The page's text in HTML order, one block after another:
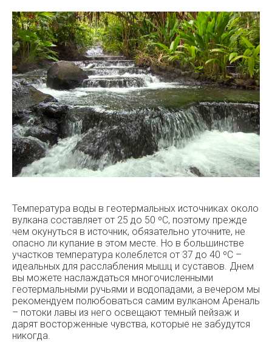
Температура воды в геотермальных источниках около
вулкана составляет от 25 до 50 ºC, поэтому прежде
чем окунуться в источник, обязательно уточните, не
опасно ли купание в этом месте. Но в большинстве
участков температура колеблется от 37 до 40 ºC –
идеальных для расслабления мышц и суставов. Днем
вы можете наслаждаться многочисленными
геотермальными ручьями и водопадами, а вечером мы
рекомендуем полюбоваться самим вулканом Ареналь
– потоки лавы из него освещают темный пейзаж и
дарят восторженные чувства, которые не забудутся
никогда.